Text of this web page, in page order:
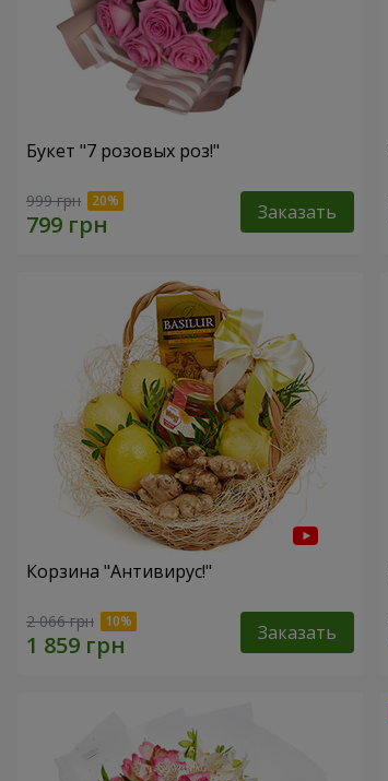
Букет "7 розовых роз!"
999 грн Заказать
Корзина "Антивирус!"
2 066 грн Заказать